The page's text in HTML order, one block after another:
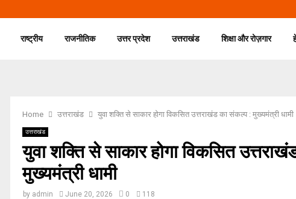
राष्ट्रीय राजनीतिक उत्तर प्रदेश उत्तराखंड शिक्षा और रोज़गार
Home उत्तराखंड युवा शक्ति से साकार होगा विकसित उत्तराखंड का संकल्प : मुख्यमंत्री धामी
उत्तराखंड
युवा शक्ति से साकार होगा विकसित
मुख्यमंत्री धामी
by admin June 20, 2026 0 118